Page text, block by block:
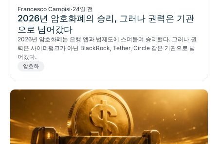
Francesco Campisi·24일 전
2026년 암호화폐의 승리, 그러나 권력은 기관
으로 넘어갔다
2026년 암호화폐는 은행 앱과 법제도에 스며들며 승리했다. 그러나 권
력은 사이퍼펑크가 아닌 BlackRock, Tether, Circle 같은 기관으로 넘
어갔다.
암호화